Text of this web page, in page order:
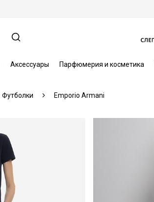
Аксессуары Парфюмерия и косметика
Футболки Emporio Armani